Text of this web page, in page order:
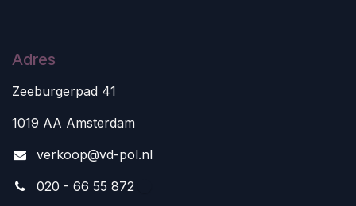
Adres
Zeeburgerpad 41
1019 AA Amsterdam
verkoop@vd-pol.nl
020 - 66 55 872